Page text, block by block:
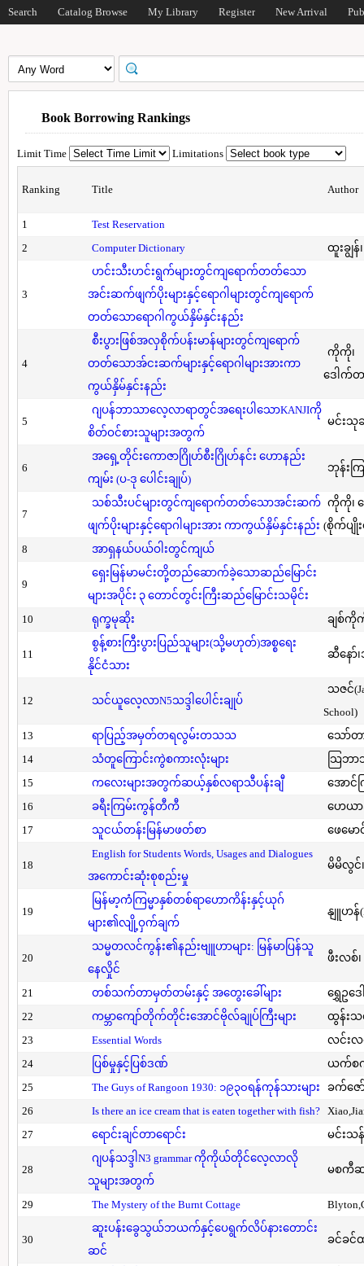
Search Catalog Browse My Library Register New Arrival
Book Borrowing Rankings
Limit Time Limitations
Ranking Title Author
1
Test Reservation
2
Computer Dictionary ထူးချွန်
3
ဟင်းသီးဟင်းရွက်များတွင်ကျရောက်တတ်သော
အင်းဆက်ဖျက်ပိုးများနှင့်ရောဂါများတွင်ကျရောက်
တတ်သောရောဂါကွယ်နှိမ်နှင်းနည်း
4
စီးပွားဖြစ်အလှစိုက်ပန်းမာန်များတွင်ကျရောက်
တတ်သောအ်ငးဆက်များနှင့်ရောဂါများအားကာ
ကွယ်နှိမ်နှင်းနည်း
ကိုကို၊
ဒေါက်တ
5
ဂျပန်ဘာသာလေ့လာရာတွင်အရေးပါသောKANJIကို
စိတ်ဝင်စားသူများအတွက်
မင်းသုခ
6
အရှေ့တိုင်းကောဇာဂြိုဟ်စီးဂြိုဟ်နင်း ဟောနည်း
ကျမ်း (ပ-ဒု ပေါင်းချုပ်)
ဘုန်းက
7
သစ်သီးပင်များတွင်ကျရောက်တတ်သောအင်းဆက်
ဖျက်ပိုးများနှင့်ရောဂါများအား ကာကွယ်နှိမ်နှင်းနည်း
ကိုကို၊
(စိုက်ပျိုး
8
အာရှနယ်ပယ်ဝါးတွင်ကျယ်
9
ရှေးမြန်မာမင်းတို့တည်ဆောက်ခဲ့သောဆည်မြောင်း
များအပိုင်း ၃ တောင်တွင်းကြီးဆည်မြောင်းသမိုင်း
10
ရုက္ခမုဆိုး ချစ်ကို
11
စွန့်စားကြီးပွားပြည်သူများ(သို့မဟုတ်)အစ္စရေး
နိုင်ငံသား
ဆီနော်၊
12 သင်ယူလေ့လာN5သဒ္ဒါပေါင်းချုပ်
သဇင်
School)
13
ရာပြည့်အမှတ်တရလွမ်းတသသ
သော်တ
14
သံတူကြောင်းကွဲစကားလုံးများ
သြဘာ
15
ကလေးများအတွက်ဆယ့်နှစ်လရာသီပန်းချီ
အောင်
16
ခရီးကြမ်းကွန်တီကီ
ဟေယာ
17
သူငယ်တန်းမြန်မာဖတ်စာ ဖေမော
18
English for Students Words, Usages and Dialogues
အကောင်းဆုံးစုစည်းမှု
မိမိလွင်၊
19
မြန်မာ့ကံကြမ္မာနှစ်တစ်ရာဟောကိန်းနှင့်ယုဂ်
များ၏လျို့ဝှက်ချက်
နျူဟန်
20
သမ္မတလင်ကွန်း၏နည်းဗျူဟာများ: မြန်မာပြန်သူ
နေလှိုင်
ဖီးလစ်
21 တစ်သက်တာမှတ်တမ်းနှင့် အတွေးခေါ်များ
ရွှေဥဒေ
22
ကမ္ဘာကျော်တိုက်တိုင်းအောင်ဗိုလ်ချုပ်ကြီးများ
ထွန်းသ
23
Essential Words
လင်းလ
24
ပြစ်မှုနှင့်ပြစ်ဒဏ်
ယက်စကီ
25
The Guys of Rangoon 1930: ၁၉၃၀ရန်ကုန်သားများ
ခက်ဇေ
26
Is there an ice cream that is eaten together with fish?
27
ရောင်းချင်တာရောင်း မင်းသ
28
ဂျပန်သဒ္ဒါN3 grammar ကိုကိုယ်တိုင်လေ့လာလို
သူများအတွက်
မစကီ
29 The Mystery of the Burnt Cottage
30
ဆူးပန်းခွေသွယ်ဘယက်နှင့်ပေရွက်လိပ်နားတောင်း
ဆင်
ခင်ခင်